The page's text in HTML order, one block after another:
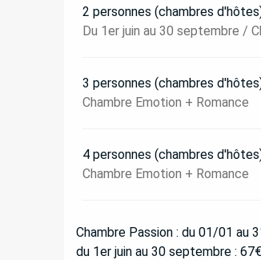
2 personnes (chambres
Du 1er juin au 30 septembre /
3 personnes (chambres
Chambre Emotion + Romance
4 personnes (chambres
Chambre Emotion + Romance
Chambre Passion : du 01/01 au
du 1er juin au 30 septembre :